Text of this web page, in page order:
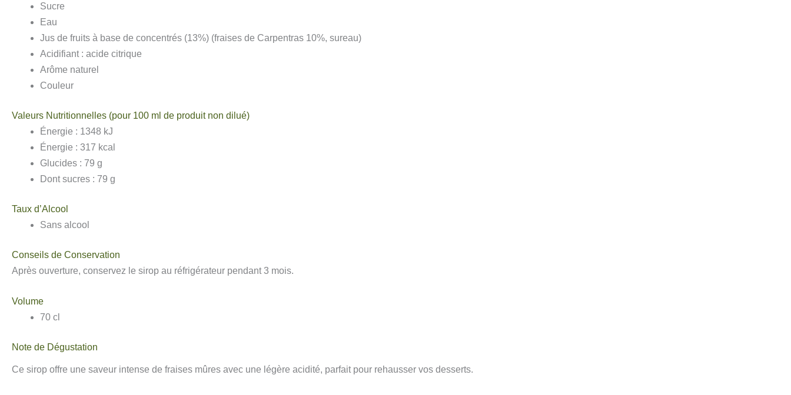
Sucre
Eau
Jus de fruits à base de concentrés (13%) (fraises de Carpentras 10%, sureau)
Acidifiant : acide citrique
Arôme naturel
Couleur
Valeurs Nutritionnelles (pour 100 ml de produit non dilué)
Énergie : 1348 kJ
Énergie : 317 kcal
Glucides : 79 g
Dont sucres : 79 g
Taux d’Alcool
Sans alcool
Conseils de Conservation
Après ouverture, conservez le sirop au réfrigérateur pendant 3 mois.
Volume
70 cl
Note de Dégustation
Ce sirop offre une saveur intense de fraises mûres avec une légère acidité, parfait pour rehausser vos desserts.